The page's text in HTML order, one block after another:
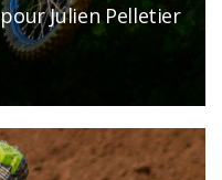
Julien Pelletier